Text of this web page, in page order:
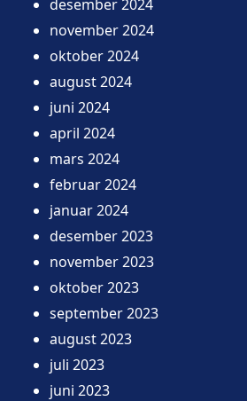
desember 2024
november 2024
oktober 2024
august 2024
juni 2024
april 2024
mars 2024
februar 2024
januar 2024
desember 2023
november 2023
oktober 2023
september 2023
august 2023
juli 2023
juni 2023